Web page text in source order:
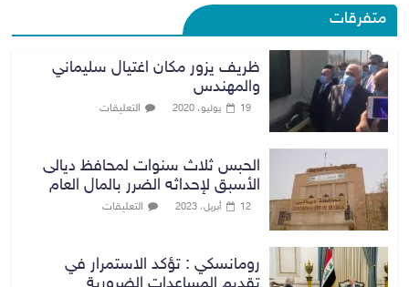
متفرقات
ظريف يزور مكان اغتيال سليماني
والمهندس
19 يوليو، 2020 التعليقات
الحبس ثلاث سنوات لمحافظ ديالى
الأسبق لإحداثه الضرر بالمال العام
12 أبريل، 2023 التعليقات
رومانسكي : تؤكد الاستمرار في